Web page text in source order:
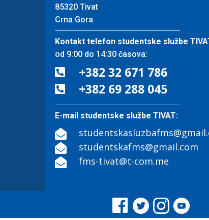
85320 Tivat
Crna Gora
Kontakt telefon studentske službe
od 9:00 do 14:30 časova:
 +382 32 671 786
 +382 69 288 045
E-mail studentske službe TIVAT:

 studentskafms@gmail.com
 fms-tivat@t-com.me